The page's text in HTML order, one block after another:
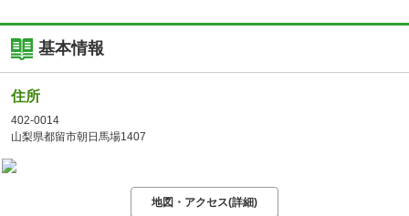
基本情報
住所
402-0014
山梨県都留市朝日馬場1407
地図・アクセス(詳細)